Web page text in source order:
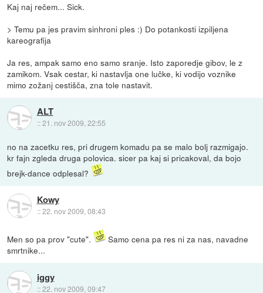
Kaj naj rečem... Sick.
> Temu pa jes pravim sinhroni ples :) Do potankosti izpiljena
kareografija
Ja res, ampak samo eno samo sranje. Isto zaporedje gibov, le z
zamikom. Vsak cestar, ki nastavlja one lučke, ki vodijo voznike
mimo zožanj cestišča, zna tole nastavit.
ALT
::21. nov 2009, 22:55
no na zacetku res, pri drugem komadu pa se malo bolj razmigajo.
kr fajn zgleda druga polovica. sicer pa kaj si pricakoval, da bojo
brejk-dance odplesal?
Kowy
::22. nov 2009, 08:43
Men so pa prov "cute".
Samo cena pa res ni za nas, navadne
smrtnike...
iggy
::22. nov 2009, 09:47